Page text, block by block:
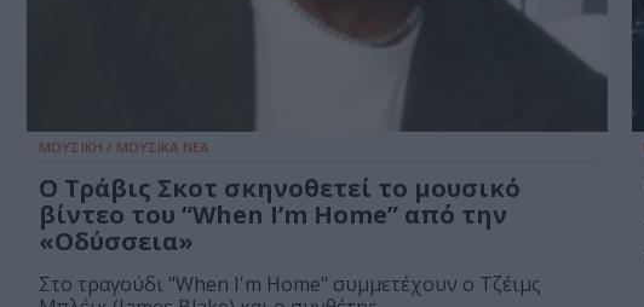
ΜΟΥΣΙΚΗ / ΜΟΥΣΙΚΑ ΝΕΑ
Ο Τράβις Σκοτ σκηνοθετεί το μουσικό
βίντεο του “When I’m Home” από την
«Οδύσσεια»
Στο τραγούδι "When I'm Home" συμμετέχουν ο Τζέιμς